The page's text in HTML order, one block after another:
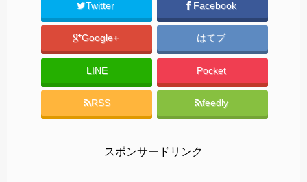
Twitter Facebook
Google+ はてブ
LINE Pocket
RSS feedly
スポンサードリンク